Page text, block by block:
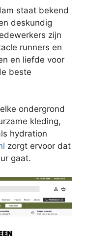
staat bekend
deskundig
zijn
runners en
en liefde voor
beste
ondergrond
kleding,
hydration
zorgt ervoor dat
gaat.